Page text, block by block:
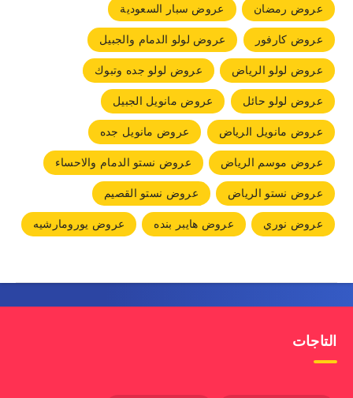
عروض رمضان
عروض سبار السعودية
عروض كارفور
عروض لولو الدمام والجبيل
عروض لولو الرياض
عروض لولو جده وتبوك
عروض لولو حائل
عروض مانويل الجبيل
عروض مانويل الرياض
عروض مانويل جده
عروض موسم الرياض
عروض نستو الدمام والاحساء
عروض نستو الرياض
عروض نستو القصيم
عروض نوري
عروض هايبر بنده عروض يورومارشيه
التاجات